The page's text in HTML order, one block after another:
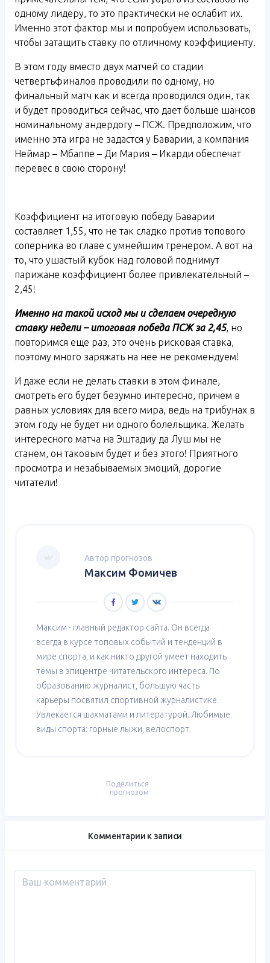
одному лидеру, то это практически не ослабит их.
Именно этот фактор мы и попробуем использовать,
чтобы затащить ставку по отличному коэффициенту.
В этом году вместо двух матчей со стадии
четвертьфиналов проводили по одному, но
финальный матч как и всегда проводился один, так
и будет проводиться сейчас, что дает больше шансов
номинальному андердогу – ПСЖ. Предположим, что
именно эта игра не задастся у Баварии, а компания
Неймар – Мбаппе – Ди Мария – Икарди обеспечат
перевес в свою сторону!
Коэффициент на итоговую победу Баварии
составляет 1,55, что не так сладко против топового
соперника во главе с умнейшим тренером. А вот на
то, что ушастый кубок над головой поднимут
парижане коэффициент более привлекательный –
2,45!
Именно на такой исход мы и сделаем очередную
ставку недели – итоговая победа ПСЖ за 2,45, но
повторимся еще раз, это очень рисковая ставка,
поэтому много заряжать на нее не рекомендуем!
И даже если не делать ставки в этом финале,
смотреть его будет безумно интересно, причем в
равных условиях для всего мира, ведь на трибунах в
этом году не будет ни одного болельщика. Желать
интересного матча на Эштадиу да Луш мы не
станем, он таковым будет и без этого! Приятного
просмотра и незабываемых эмоций, дорогие
читатели!
Автор прогнозов
Максим Фомичев
Максим - главный редактор сайта. Он всегда
всегда в курсе топовых событий и тенденций в
мире спорта, и как никто другой умеет находить
темы в эпицентре читательского интереса. По
образованию журналист, большую часть
карьеры посвятил спортивной журналистике.
Увлекается шахматами и литературой. Любимые
виды спорта: горные лыжи, велоспорт.
Поделиться
прогнозом
Комментарии к записи